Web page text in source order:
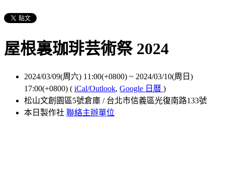
屋根裏珈琲芸術祭 2024
2024/03/09(周六) 11:00(+0800) ~ 2024/03/10(周日)
17:00(+0800) ( iCal/Outlook, Google 日曆 )
松山文創園區5號倉庫 / 台北市信義區光復南路133號
本日製作社 聯絡主辦單位